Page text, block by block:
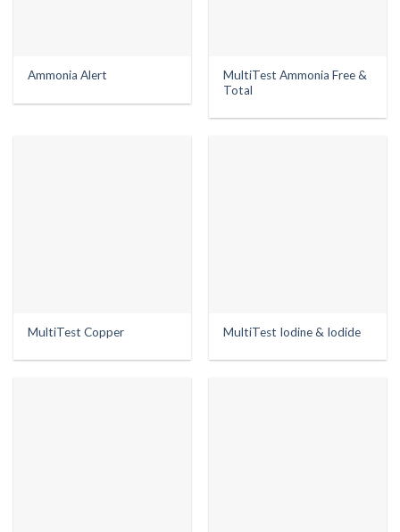
Ammonia Alert
MultiTest Ammonia Free &
Total
MultiTest Copper MultiTest Iodine & Iodide